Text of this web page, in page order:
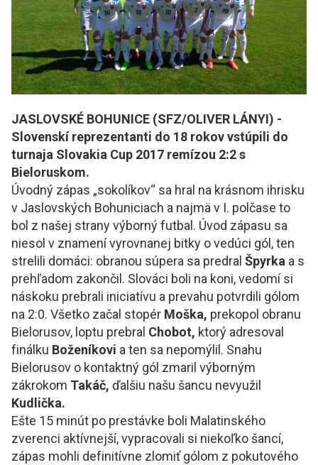
JASLOVSKÉ BOHUNICE (SFZ/OLIVER LÁNYI) -
Slovenskí reprezentanti do 18 rokov vstúpili do
turnaja Slovakia Cup 2017 remízou 2:2 s
Bieloruskom.
Úvodný zápas „sokolíkov“ sa hral na krásnom ihrisku
v Jaslovských Bohuniciach a najmä v I. polčase to
bol z našej strany výborný futbal. Úvod zápasu sa
niesol v znamení vyrovnanej bitky o vedúci gól, ten
strelili domáci: obranou súpera sa predral Špyrka a s
prehľadom zakončil. Slováci boli na koni, vedomí si
náskoku prebrali iniciatívu a prevahu potvrdili gólom
na 2:0. Všetko začal stopér Moška, prekopol obranu
Bielorusov, loptu prebral Chobot, ktorý adresoval
finálku Boženíkovi a ten sa nepomýlil. Snahu
Bielorusov o kontaktný gól zmaril výborným
zákrokom Takáč, ďalšiu našu šancu nevyužil
Kudlička.
Ešte 15 minút po prestávke boli Malatinského
zverenci aktívnejší, vypracovali si niekoľko šancí,
zápas mohli definitívne zlomiť gólom z pokutového